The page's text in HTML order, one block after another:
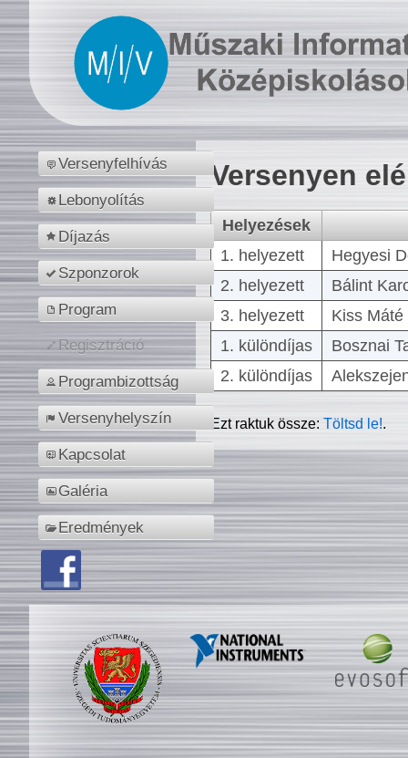
Versenyfelhívás
Lebonyolítás
Díjazás
Szponzorok
Program
Regisztráció
Programbizottság
Versenyhelyszín
Kapcsolat
Galéria
Eredmények
Versenyen
Helyezések
1. helyezett
Hegyesi
2. helyezett
Bálint
3. helyezett
Kiss
1. különdíjas
Bosznai
2. különdíjas
Ezt raktuk össze:Töltsd le!.